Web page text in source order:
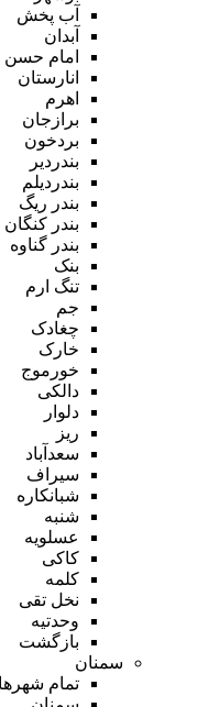
آب پخش
آبدان
امام حسن
انارستان
اهرم
برازجان
بردخون
بندردیر
بندردیلم
بندر ریگ
بندر کنگان
بندر گناوه
بنک
تنگ ارم
جم
چغادک
خارک
خورموج
دالکی
دلوار
ریز
سعدآباد
سیراف
شبانکاره
شنبه
عسلویه
کاکی
کلمه
نخل تقی
وحدتیه
بازگشت
سمنان
تمام شهر‌ها